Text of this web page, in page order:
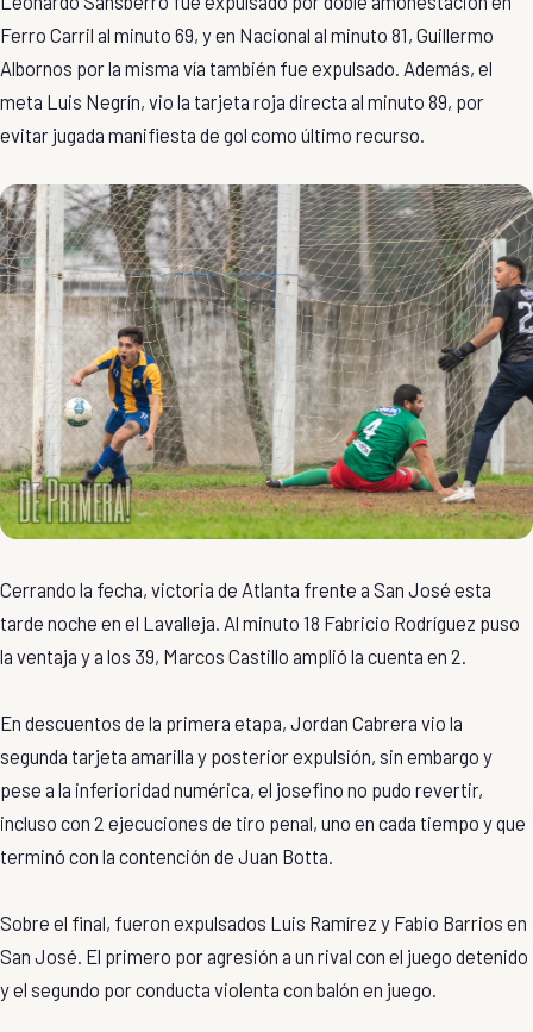
Ferro Carril al minuto 69, y en Nacional al minuto 81, Guillermo
Albornos por la misma vía también fue expulsado. Además, el
meta Luis Negrín, vio la tarjeta roja directa al minuto 89, por
evitar jugada manifiesta de gol como último recurso.
Cerrando la fecha, victoria de Atlanta frente a San José esta
tarde noche en el Lavalleja. Al minuto 18 Fabricio Rodríguez puso
la ventaja y a los 39, Marcos Castillo amplió la cuenta en 2.
En descuentos de la primera etapa, Jordan Cabrera vio la
segunda tarjeta amarilla y posterior expulsión, sin embargo y
pese a la inferioridad numérica, el josefino no pudo revertir,
incluso con 2 ejecuciones de tiro penal, uno en cada tiempo y que
terminó con la contención de Juan Botta.
Sobre el final, fueron expulsados Luis Ramírez y Fabio Barrios en
San José. El primero por agresión a un rival con el juego detenido
y el segundo por conducta violenta con balón en juego.